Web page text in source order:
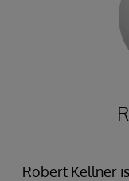
Robert Kellner